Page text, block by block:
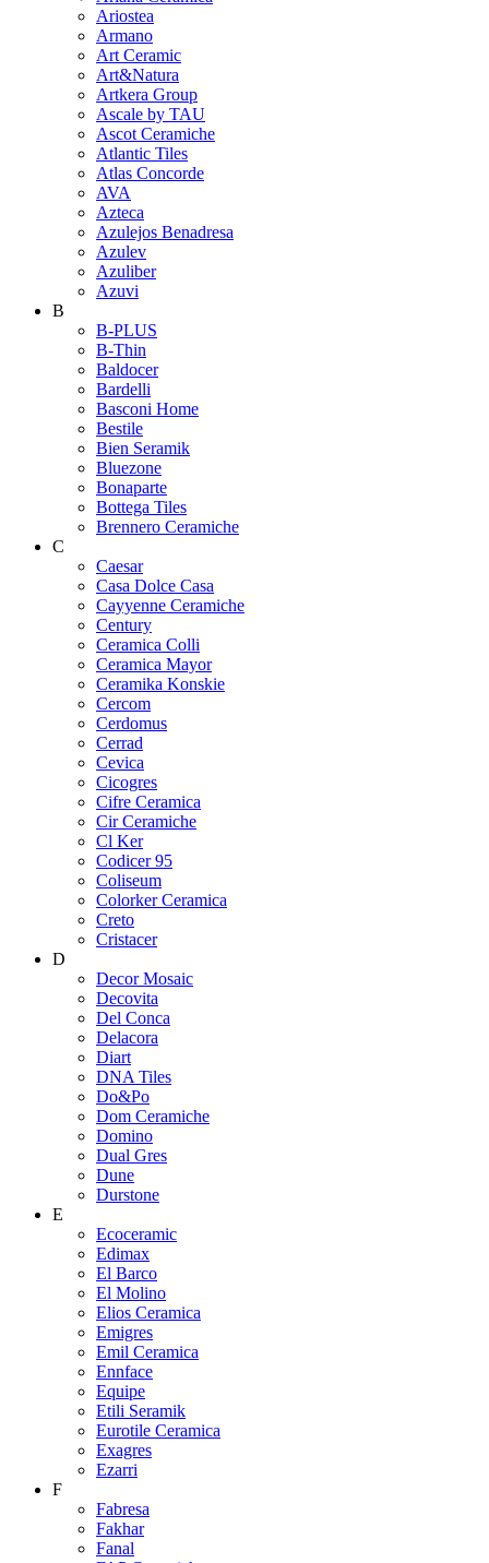
Ariostea
Armano
Art Ceramic
Art&Natura
Artkera Group
Ascale by TAU
Ascot Ceramiche
Atlantic Tiles
Atlas Concorde
AVA
Azteca
Azulejos Benadresa
Azulev
Azuliber
Azuvi
B
B-PLUS
B-Thin
Baldocer
Bardelli
Basconi Home
Bestile
Bien Seramik
Bluezone
Bonaparte
Bottega Tiles
Brennero Ceramiche
C
Caesar
Casa Dolce Casa
Cayyenne Ceramiche
Century
Ceramica Colli
Ceramica Mayor
Ceramika Konskie
Cercom
Cerdomus
Cerrad
Cevica
Cicogres
Cifre Ceramica
Cir Ceramiche
Cl Ker
Codicer 95
Coliseum
Colorker Ceramica
Creto
Cristacer
D
Decor Mosaic
Decovita
Del Conca
Delacora
Diart
DNA Tiles
Do&Po
Dom Ceramiche
Domino
Dual Gres
Dune
Durstone
E
Ecoceramic
Edimax
El Barco
El Molino
Elios Ceramica
Emigres
Emil Ceramica
Ennface
Equipe
Etili Seramik
Eurotile Ceramica
Exagres
Ezarri
F
Fabresa
Fakhar
Fanal